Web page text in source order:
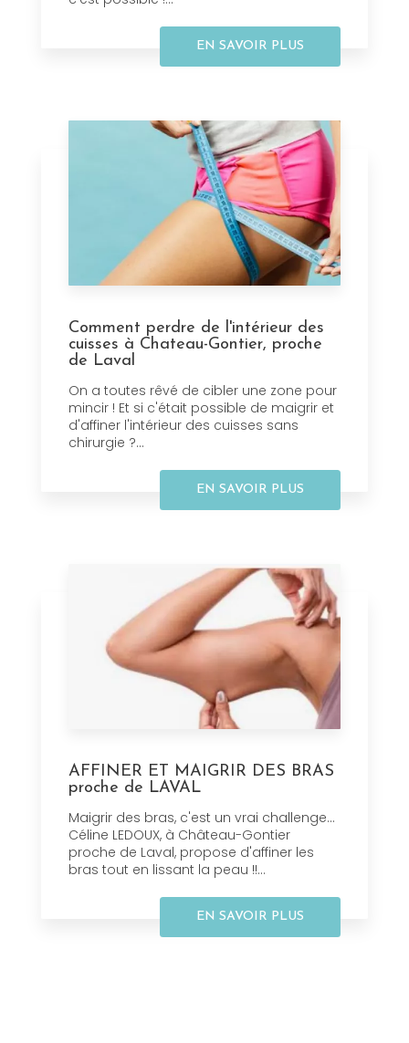
EN SAVOIR PLUS
Comment perdre de l'intérieur des
cuisses à Chateau-Gontier, proche
de Laval
On a toutes rêvé de cibler une zone pour
mincir ! Et si c'était possible de maigrir et
d'affiner l'intérieur des cuisses sans
chirurgie ?...
EN SAVOIR PLUS
AFFINER ET MAIGRIR DES BRAS
proche de LAVAL
Maigrir des bras, c'est un vrai challenge…
Céline LEDOUX, à Château-Gontier
proche de Laval, propose d'affiner les
bras tout en lissant la peau !!...
EN SAVOIR PLUS